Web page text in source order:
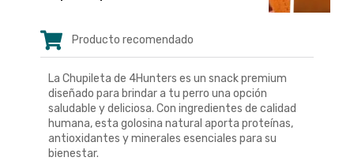
Producto recomendado
La Chupileta de 4Hunters es un snack premium
diseñado para brindar a tu perro una opción
saludable y deliciosa. Con ingredientes de calidad
humana, esta golosina natural aporta proteínas,
antioxidantes y minerales esenciales para su
bienestar.